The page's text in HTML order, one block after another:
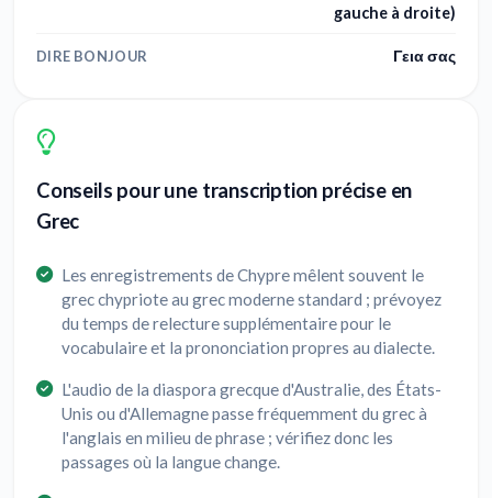
gauche à droite)
DIRE BONJOUR Γεια σας
Conseils pour une transcription précise en
Grec
Les enregistrements de Chypre mêlent souvent le
grec chypriote au grec moderne standard ; prévoyez
du temps de relecture supplémentaire pour le
vocabulaire et la prononciation propres au dialecte.
L'audio de la diaspora grecque d'Australie, des États-
Unis ou d'Allemagne passe fréquemment du grec à
l'anglais en milieu de phrase ; vérifiez donc les
passages où la langue change.